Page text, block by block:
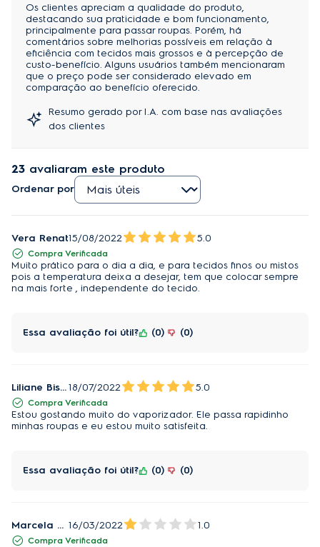
Os clientes apreciam a qualidade do produto,
destacando sua praticidade e bom funcionamento,
principalmente para passar roupas. Porém, há
comentários sobre melhorias possíveis em relação à
eficiência com tecidos mais grossos e à percepção de
custo-benefício. Alguns usuários também mencionaram
que o preço pode ser considerado elevado em
comparação ao benefício oferecido.
Resumo gerado por I.A. com base nas avaliações
dos clientes
23 avaliaram este produto
Ordenar por
Vera Renat15/08/2022 5.0
Compra Verificada
Muito prático para o dia a dia, e para tecidos finos ou mistos
pois a temperatura deixa a desejar, tem que colocar sempre
na mais forte , independente do tecido.
Essa avaliação foi útil? 0 0
Liliane Bispo dos Santos18/07/2022 5.0
Compra Verificada
Estou gostando muito do vaporizador. Ele passa rapidinho
minhas roupas e eu estou muito satisfeita.
Essa avaliação foi útil? 0 0
Marcela kozakievu Milanez 16/03/2022 1.0
Compra Verificada